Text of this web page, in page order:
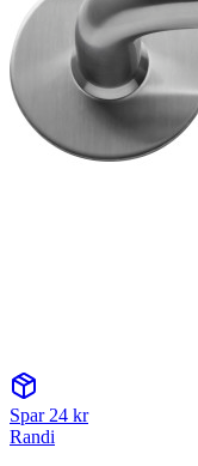
Spar 24 kr
Randi